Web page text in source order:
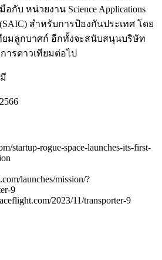
กับ หน่วยงาน Science Applications
(SAIC) สำหรับการป้องกันประเทศ​ โดย
ยมลูกบาศก์ อีกทั้งจะสนับสนุนบริษัท
รดาวเทียมต่อไป
startup-rogue-space-launches-its-first-
launches/mission/?
9
2023/11/transporter-9